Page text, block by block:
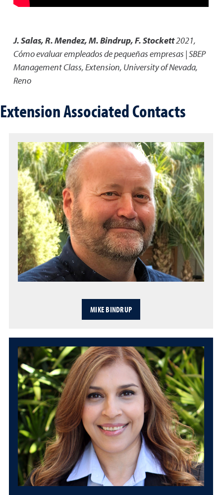
J. Salas, R. Mendez, M. Bindrup, F. Stockett2021,
Cómo evaluar empleados de pequeñas empresas | SBEP
Management Class,Extension, University of Nevada,
Reno
Extension Associated Contacts
MIKE BINDRUP